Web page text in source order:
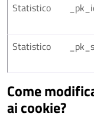
Statistico
Statistico
Come
ai cookie?